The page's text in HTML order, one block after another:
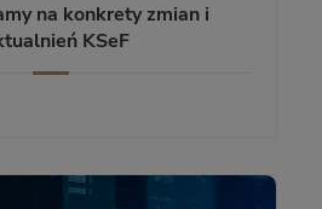
na konkrety zmian i
KSeF